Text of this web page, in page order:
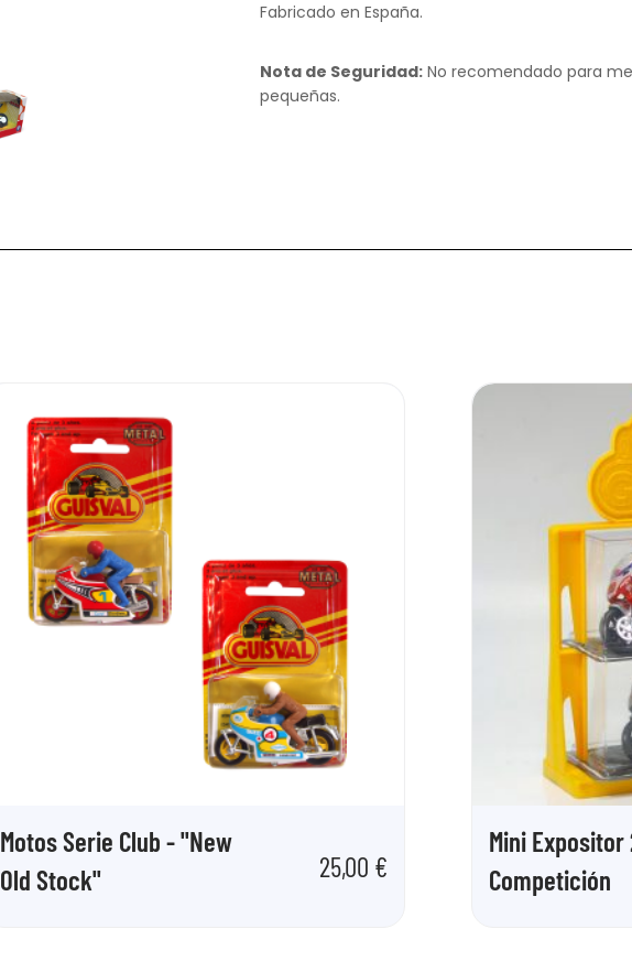
Fabricado en España.
Nota de Seguridad: No recomendado para
pequeñas.
Motos Serie Club - "New
Old Stock"
25,00 €
Mini Expositor
Competición